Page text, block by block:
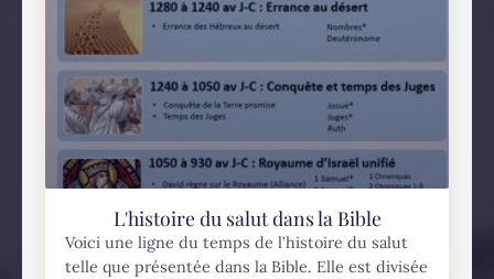
L'histoire du salut dans la Bible
Voici une ligne du temps de l’histoire du salut
telle que présentée dans la Bible. Elle est divisée